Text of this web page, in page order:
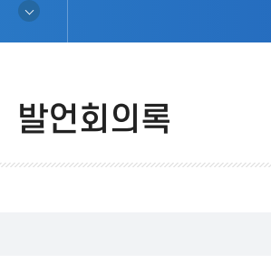
발언회의록